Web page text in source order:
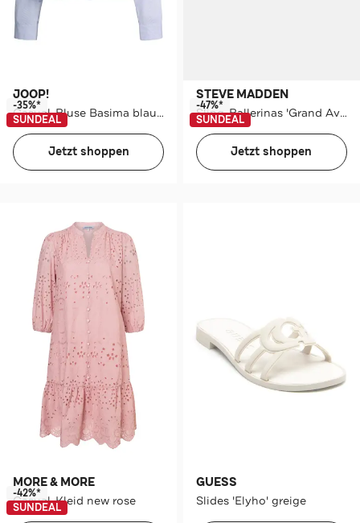
JOOP!
Casual-Bluse Basima blau/weiß gestreift
-35%*
SUNDEAL
Jetzt shoppen
STEVE MADDEN
Sling-Ballerinas 'Grand Ave' blau
-47%*
SUNDEAL
Jetzt shoppen
MORE & MORE
Casual-Kleid new rose
-42%*
SUNDEAL
GUESS
Slides 'Elyho' greige